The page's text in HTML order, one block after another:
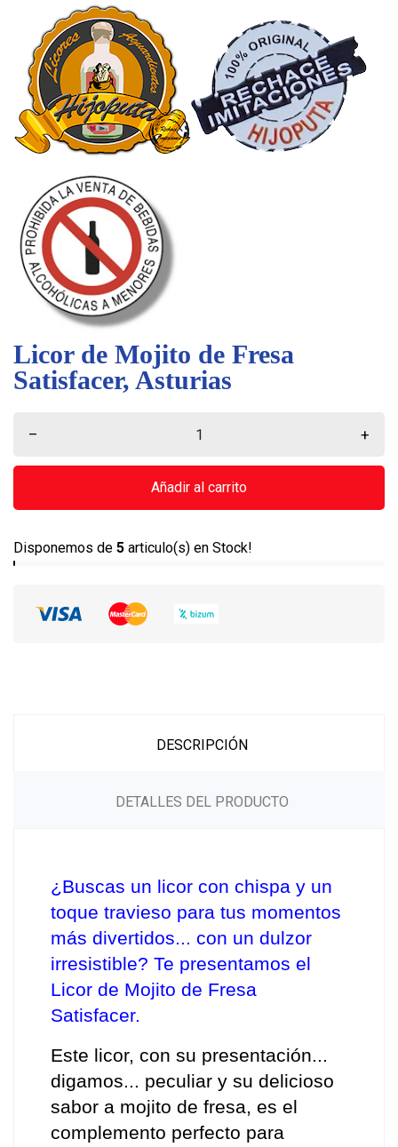
Licor de Mojito de Fresa
Satisfacer, Asturias
– +
Añadir al carrito
Disponemos de 5 articulo(s) en Stock!
DESCRIPCIÓN
DETALLES DEL PRODUCTO
¿Buscas un licor con chispa y un
toque travieso para tus momentos
más divertidos... con un dulzor
irresistible? Te presentamos el
Licor de Mojito de Fresa
Satisfacer.
Este licor, con su presentación...
digamos... peculiar y su delicioso
sabor a mojito de fresa, es el
complemento perfecto para